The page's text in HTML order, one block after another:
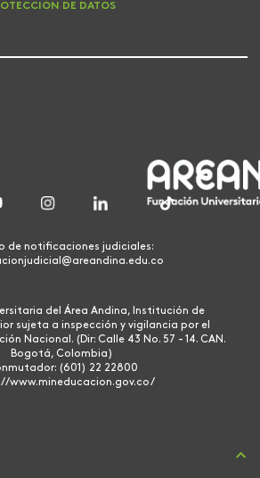
DE DATOS
de notificaciones judiciales:
del Área Andina, Institución de
sujeta a inspección y vigilancia por el
Nacional. (Dir: Calle 43 No. 57 - 14. CAN.
Bogotá, Colombia)
(601) 22 22800
www.mineducacion.gov.co/